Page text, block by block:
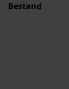
Bestand